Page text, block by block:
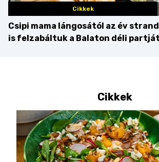
Cikkek
Csipi mama lángosától az év
is felzabáltuk a Balaton déli partját
Cikkek